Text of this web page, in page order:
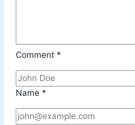
Comment *
Name *